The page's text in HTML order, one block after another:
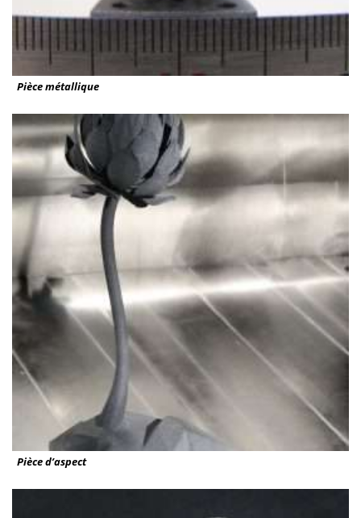
Pièce métallique
Pièce d’aspect